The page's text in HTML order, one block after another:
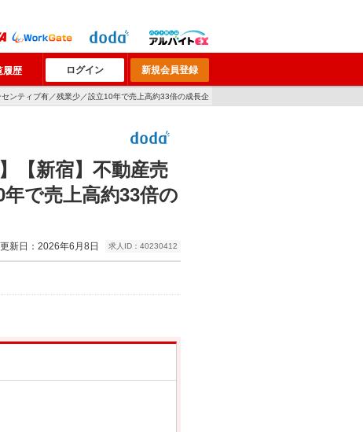
履歴 ログイン 新規会員登録
ンティブ有／残業少／設立10年で売上高約33倍の成長企
【新宿】不動産売
で売上高約33倍の
新日：2026年6月8日 求人ID：40230412